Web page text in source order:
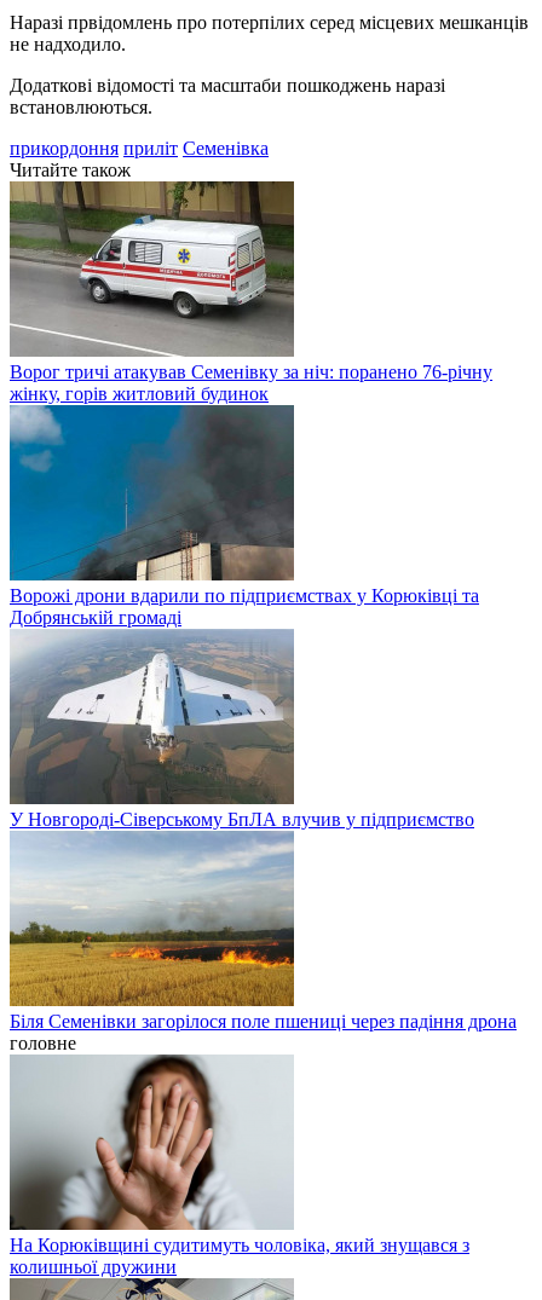
Наразі првідомлень про потерпілих серед місцевих мешканців
не надходило.
Додаткові відомості та масштаби пошкоджень наразі
встановлюються.
прикордоння приліт Семенівка
Читайте також
Ворог тричі атакував Семенівку за ніч: поранено 76-річну
жінку, горів житловий будинок
Ворожі дрони вдарили по підприємствах у Корюківці та
Добрянській громаді
У Новгороді-Сіверському БпЛА влучив у підприємство
Біля Семенівки загорілося поле пшениці через падіння дрона
головне
На Корюківщині судитимуть чоловіка, який знущався з
колишньої дружини